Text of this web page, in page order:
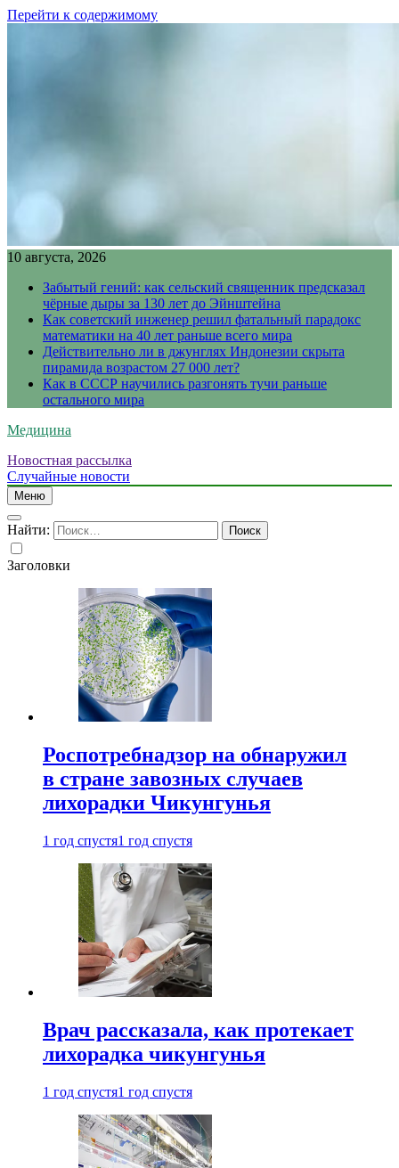
Перейти к содержимому
10 августа, 2026
Забытый гений: как сельский священник предсказал
чёрные дыры за 130 лет до Эйнштейна
Как советский инженер решил фатальный парадокс
математики на 40 лет раньше всего мира
Действительно ли в джунглях Индонезии скрыта
пирамида возрастом 27 000 лет?
Как в СССР научились разгонять тучи раньше
остального мира
Медицина
Новостная рассылка
Случайные новости
Меню
Найти:
Заголовки
Роспотребнадзор на обнаружил
в стране завозных случаев
лихорадки Чикунгунья
1 год спустя1 год спустя
Врач рассказала, как протекает
лихорадка чикунгунья
1 год спустя1 год спустя